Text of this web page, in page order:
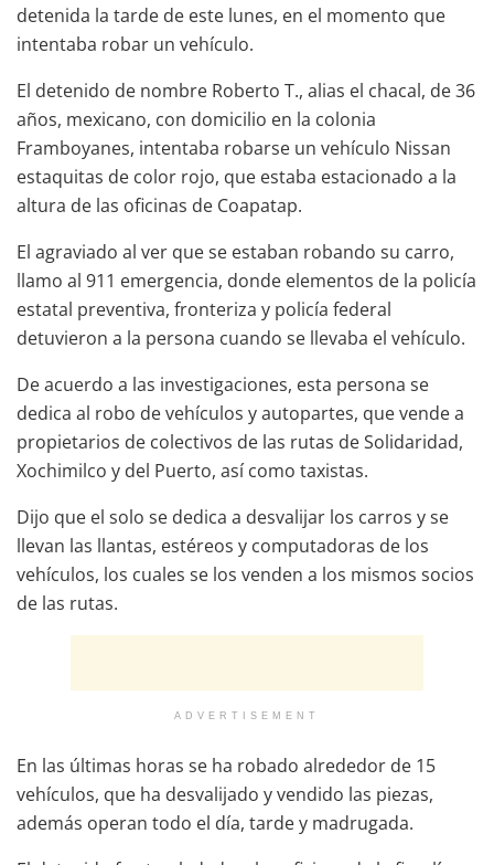
detenida la tarde de este lunes, en el momento que
intentaba robar un vehículo.
El detenido de nombre Roberto T., alias el chacal, de 36
años, mexicano, con domicilio en la colonia
Framboyanes, intentaba robarse un vehículo Nissan
estaquitas de color rojo, que estaba estacionado a la
altura de las oficinas de Coapatap.
El agraviado al ver que se estaban robando su carro,
llamo al 911 emergencia, donde elementos de la policía
estatal preventiva, fronteriza y policía federal
detuvieron a la persona cuando se llevaba el vehículo.
De acuerdo a las investigaciones, esta persona se
dedica al robo de vehículos y autopartes, que vende a
propietarios de colectivos de las rutas de Solidaridad,
Xochimilco y del Puerto, así como taxistas.
Dijo que el solo se dedica a desvalijar los carros y se
llevan las llantas, estéreos y computadoras de los
vehículos, los cuales se los venden a los mismos socios
de las rutas.
ADVERTISEMENT
En las últimas horas se ha robado alrededor de 15
vehículos, que ha desvalijado y vendido las piezas,
además operan todo el día, tarde y madrugada.